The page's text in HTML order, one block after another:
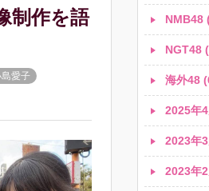
制作を語
愛子
NMB48
NGT48
海外48
2025年
2023年
2023年